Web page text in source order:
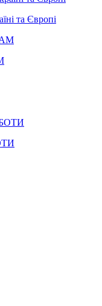
та Європі